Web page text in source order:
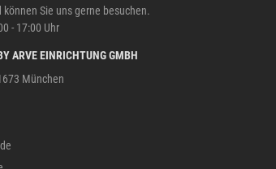
Sie uns gerne besuchen.
- 17:00 Uhr
ARVE EINRICHTUNG GMBH
München